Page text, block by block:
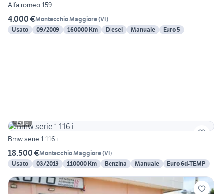
Alfa romeo 159
4.000 €Montecchio Maggiore(VI)
Usato
09/2009 160000 Km Diesel Manuale Euro 5
6
Bmw serie 1 116 i
18.500 €Montecchio Maggiore(VI)
Usato
03/2019 110000 Km Benzina Manuale Euro 6d-TEMP